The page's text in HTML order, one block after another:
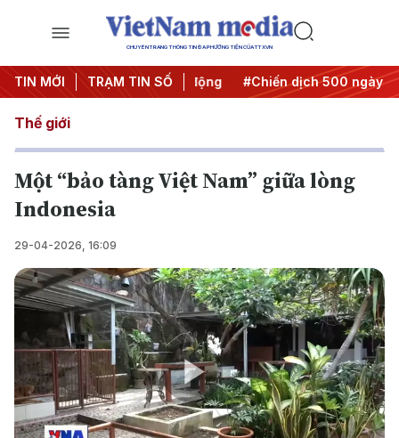
CHUYÊN TRANG THÔNG TIN ĐA PHƯƠNG TIỆN CỦA TTXVN
TIN MỚI TRẠM TIN SỐ
Nghị quyết thành hành động #Chiến dịch 500 ngày đêm
Thế giới
Một “bảo tàng Việt Nam” giữa lòng
Indonesia
29-04-2026, 16:09
Play